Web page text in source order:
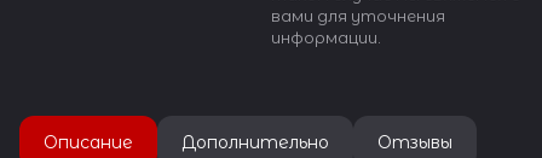
вами для уточнения
информации.
Описание Дополнительно Отзывы